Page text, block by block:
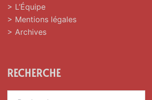
> L’Équipe
> Mentions légales
> Archives
RECHERCHE